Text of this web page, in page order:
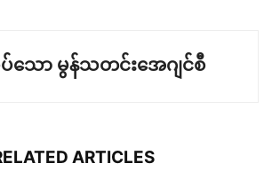
ော မွန်သတင်းအေဂျင်စီ
ARTICLES